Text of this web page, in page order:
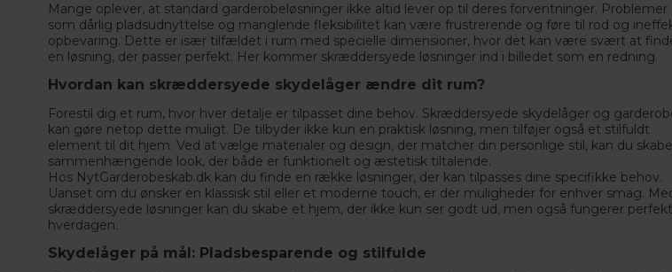
Mange oplever, at standard garderobeløsninger ikke altid lever op til deres forventninger. Problemer
som dårlig pladsudnyttelse og manglende fleksibilitet kan være frustrerende og føre til rod og
opbevaring. Dette er især tilfældet i rum med specielle dimensioner, hvor det kan være svært at
en løsning, der passer perfekt. Her kommer skræddersyede løsninger ind i billedet som en redning.
Hvordan kan skræddersyede skydelåger ændre dit rum?
Forestil dig et rum, hvor hver detalje er tilpasset dine behov. Skræddersyede skydelåger og
kan gøre netop dette muligt. De tilbyder ikke kun en praktisk løsning, men tilføjer også et stilfuldt
element til dit hjem. Ved at vælge materialer og design, der matcher din personlige stil, kan du
sammenhængende look, der både er funktionelt og æstetisk tiltalende.
Hos NytGarderobeskab.dk kan du finde en række løsninger, der kan tilpasses dine specifikke behov.
Uanset om du ønsker en klassisk stil eller et moderne touch, er der muligheder for enhver smag.
skræddersyede løsninger kan du skabe et hjem, der ikke kun ser godt ud, men også fungerer
hverdagen.
Skydelåger på mål: Pladsbesparende og stilfulde